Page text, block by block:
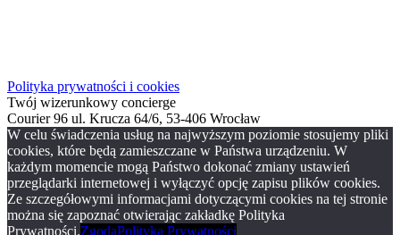
Polityka prywatności i cookies
Twój wizerunkowy concierge
Courier 96 ul. Krucza 64/6, 53-406 Wrocław
W celu świadczenia usług na najwyższym poziomie stosujemy pliki
cookies, które będą zamieszczane w Państwa urządzeniu. W
każdym momencie mogą Państwo dokonać zmiany ustawień
przeglądarki internetowej i wyłączyć opcję zapisu plików cookies.
Ze szczegółowymi informacjami dotyczącymi cookies na tej stronie
można się zapoznać otwierając zakładkę Polityka
Prywatności.ZgodaPolityka Prywatności